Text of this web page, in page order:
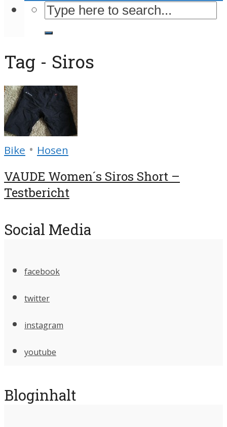
Tag - Siros
Bike • Hosen
VAUDE Women´s Siros Short –
Testbericht
Social Media
facebook
twitter
instagram
youtube
Bloginhalt